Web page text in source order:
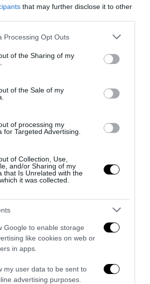
that may further disclose it to other
website/app uses one or more Google
or usage behaviour. You may click to
to Google and its third-party tags to
specified purposes in below Google
Processing Opt Outs
of the Sharing of my
of the Sale of my
of processing my
for Targeted Advertising.
of Collection, Use,
and/or Sharing of my
that Is Unrelated with the
it was collected.
Google to enable storage
like cookies on web or
in apps.
my user data to be sent to
advertising purposes.
serva delle toghe da odiare persino il
ricordo di Enzo...